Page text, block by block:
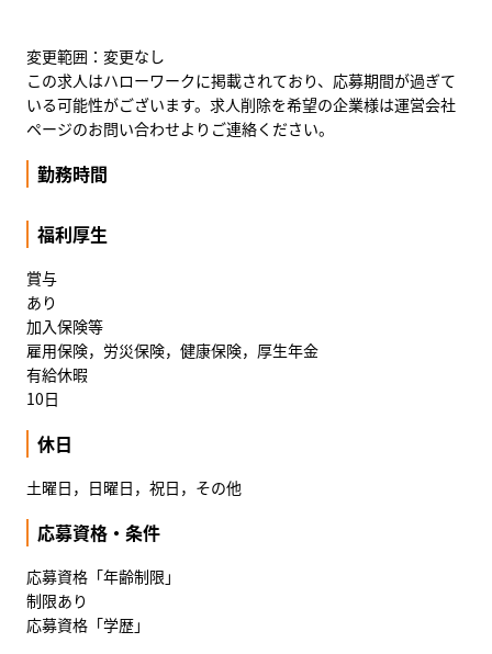
変更範囲：変更なし
この求人はハローワークに掲載されており、応募期間が過ぎて
いる可能性がございます。求人削除を希望の企業様は運営会社
ページのお問い合わせよりご連絡ください。
勤務時間
福利厚生
賞与
あり
加入保険等
雇用保険，労災保険，健康保険，厚生年金
有給休暇
10日
休日
土曜日，日曜日，祝日，その他
応募資格・条件
応募資格「年齢制限」
制限あり
応募資格「学歴」